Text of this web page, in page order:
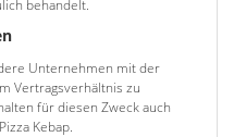
behandelt.
Unternehmen mit der
Vertragsverhältnis zu
für diesen Zweck auch
Kebap.